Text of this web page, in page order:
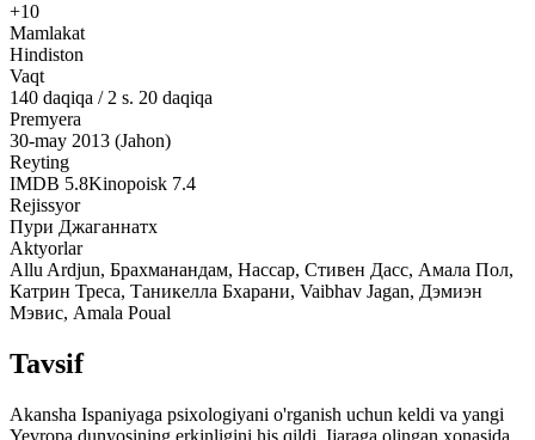
+10
Mamlakat
Hindiston
Vaqt
140 daqiqa /2 s. 20 daqiqa
Premyera
30-may 2013 (Jahon)
Reyting
IMDB 5.8Kinopoisk 7.4
Rejissyor
Пури Джаганнатх
Aktyorlar
Allu Ardjun, Брахманандам, Нассар, Стивен Дасс, Амала Пол,
Катрин Треса, Таникелла Бхарани, Vaibhav Jagan, Дэмиэн
Мэвис, Amala Poual
Tavsif
Akansha Ispaniyaga psixologiyani o'rganish uchun keldi va yangi